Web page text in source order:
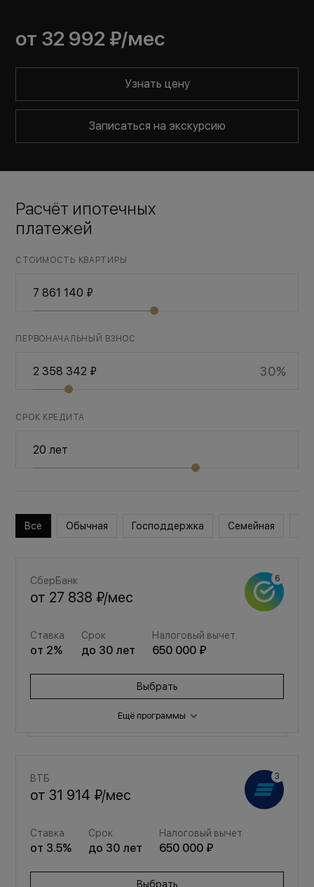
от 32 992 ₽/мес
Узнать цену
Записаться на экскурсию
Расчёт ипотечных
платежей
СТОИМОСТЬ КВАРТИРЫ
ПЕРВОНАЧАЛЬНЫЙ ВЗНОС
30%
СРОК КРЕДИТА
Все Обычная Господдержка Семейная
СберБанк
от 27 838 ₽/мес
Ставка
от 2%
Срок
до 30 лет
Налоговый вычет
650 000 ₽
Выбрать
Ещё программы
от37 276 ₽ /мес
от3.5% до30 650 000 ₽
Выбрать
ВТБ
от31 914 ₽/мес
Ставка
от 3.5%
Срок
до 30 лет
Налоговый вычет
650 000 ₽
Выбрать